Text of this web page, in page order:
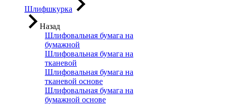
Шлифшкурка
Назад
Шлифовальная бумага на
бумажной
Шлифовальная бумага на
тканевой
Шлифовальная бумага на
тканевой основе
Шлифовальная бумага на
бумажной основе